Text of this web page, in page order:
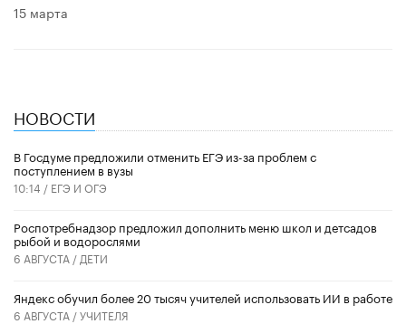
15 марта
НОВОСТИ
В Госдуме предложили отменить ЕГЭ из-за проблем с
поступлением в вузы
10:14 / ЕГЭ И ОГЭ
Роспотребнадзор предложил дополнить меню школ и детсадов
рыбой и водорослями
6 АВГУСТА / ДЕТИ
​Яндекс обучил более 20 тысяч учителей использовать ИИ в работе
6 АВГУСТА /УЧИТЕЛЯ